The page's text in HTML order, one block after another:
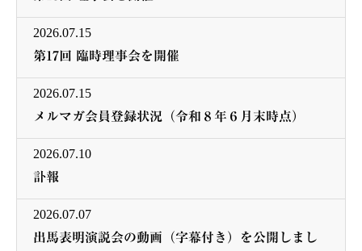
2026.07.15
第17回 臨時理事会を開催
2026.07.15
メルマガ会員登録状況（令和８年６月末時点）
2026.07.10
訃報
2026.07.07
出馬表明演説会の動画（字幕付き）を公開しまし